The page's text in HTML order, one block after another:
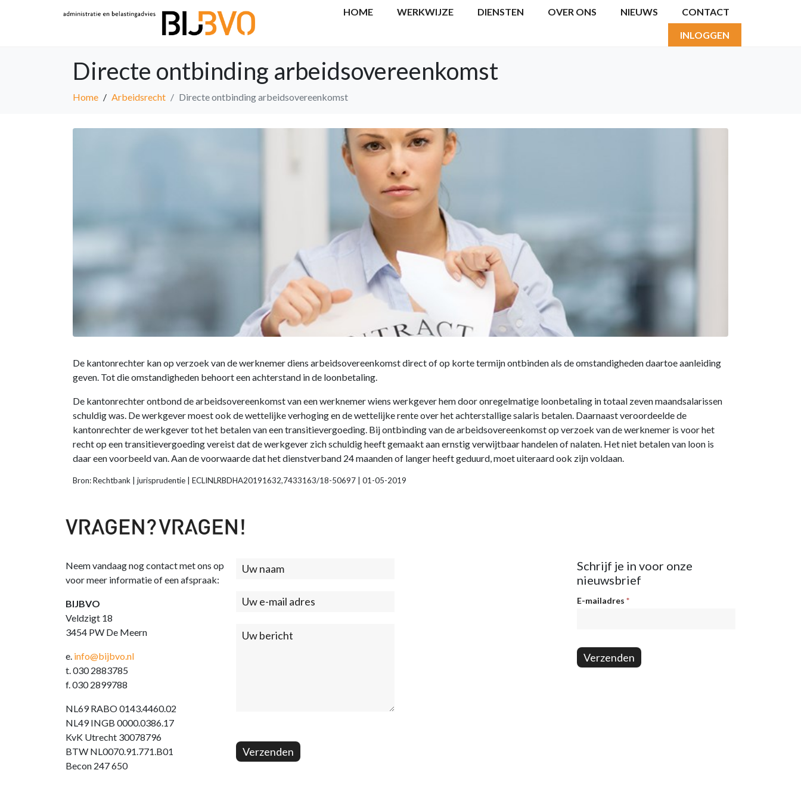
HOME WERKWIJZE DIENSTEN OVER ONS NIEUWS CONTACT
INLOGGEN
Directe ontbinding arbeidsovereenkomst
Home Arbeidsrecht Directe ontbinding arbeidsovereenkomst
De kantonrechter kan op verzoek van de werknemer diens arbeidsovereenkomst direct of op korte termijn ontbinden als de omstandigheden daartoe aanleiding
geven. Tot die omstandigheden behoort een achterstand in de loonbetaling.
De kantonrechter ontbond de arbeidsovereenkomst van een werknemer wiens werkgever hem door onregelmatige loonbetaling in totaal zeven maandsalarissen
schuldig was. De werkgever moest ook de wettelijke verhoging en de wettelijke rente over het achterstallige salaris betalen. Daarnaast veroordeelde de
kantonrechter de werkgever tot het betalen van een transitievergoeding. Bij ontbinding van de arbeidsovereenkomst op verzoek van de werknemer is voor het
recht op een transitievergoeding vereist dat de werkgever zich schuldig heeft gemaakt aan ernstig verwijtbaar handelen of nalaten. Het niet betalen van loon is
daar een voorbeeld van. Aan de voorwaarde dat het dienstverband 24 maanden of langer heeft geduurd, moet uiteraard ook zijn voldaan.
Bron: Rechtbank | jurisprudentie | ECLINLRBDHA20191632,7433163/18-50697 | 01-05-2019
Neem vandaag nog contact met ons op
voor meer informatie of een afspraak:
BIJBVO
Veldzigt 18
3454 PW De Meern
e. info@bijbvo.nl
t. 030 2883785
f. 030 2899788
NL69 RABO 0143.4460.02
NL49 INGB 0000.0386.17
KvK Utrecht 30078796
BTW NL0070.91.771.B01
Becon 247 650
Contact
Verzenden
Schrijf je in voor onze
nieuwsbrief
Nieuwsbrief
E-mailadres *
Verzenden